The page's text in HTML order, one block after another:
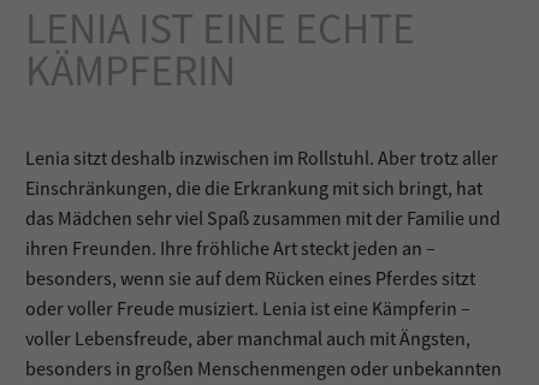
LENIA IST EINE ECHTE
KÄMPFERIN
Lenia sitzt deshalb inzwischen im Rollstuhl. Aber trotz aller
Einschränkungen, die die Erkrankung mit sich bringt, hat
das Mädchen sehr viel Spaß zusammen mit der Familie und
ihren Freunden. Ihre fröhliche Art steckt jeden an –
besonders, wenn sie auf dem Rücken eines Pferdes sitzt
oder voller Freude musiziert. Lenia ist eine Kämpferin –
voller Lebensfreude, aber manchmal auch mit Ängsten,
besonders in großen Menschenmengen oder unbekannten